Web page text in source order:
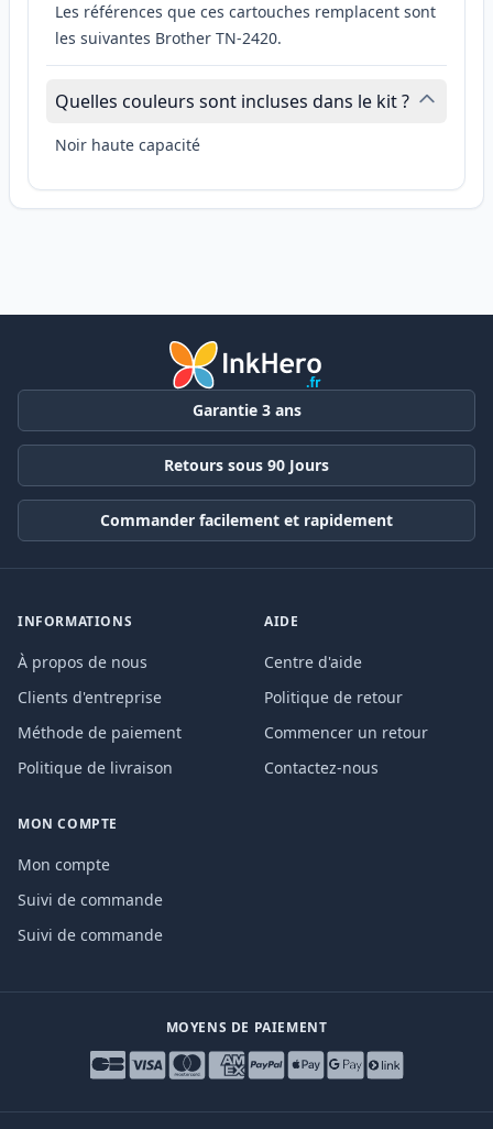
Les références que ces cartouches remplacent sont
les suivantes Brother TN-2420.
Quelles couleurs sont incluses dans le kit ?
Noir haute capacité
Garantie 3 ans
Retours sous 90 Jours
Commander facilement et rapidement
INFORMATIONS
À propos de nous
Clients d'entreprise
Méthode de paiement
Politique de livraison
AIDE
Centre d'aide
Politique de retour
Commencer un retour
Contactez-nous
MON COMPTE
Mon compte
Suivi de commande
Suivi de commande
MOYENS DE PAIEMENT